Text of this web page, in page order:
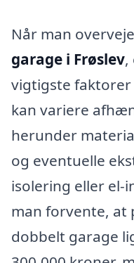
Når man
garage i Frøslev,
vigtigste
kan variere
herunder
og eventuelle
isolering eller el-
man forvente, at
dobbelt garage